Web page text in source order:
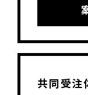
共同受注